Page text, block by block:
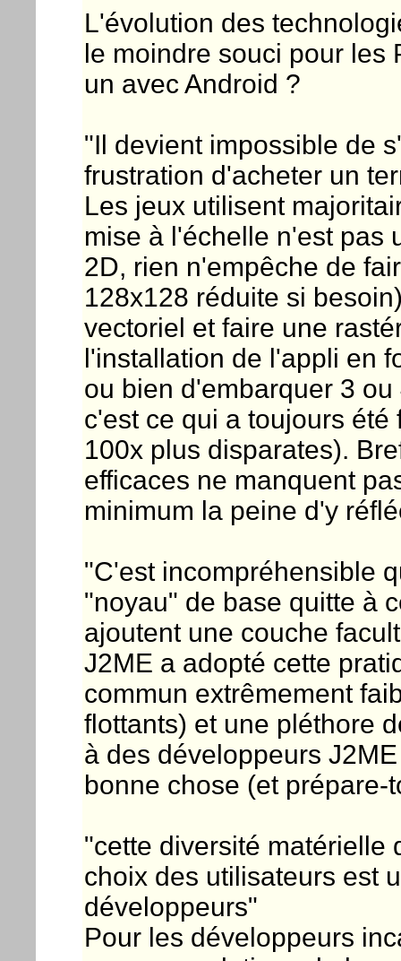
L'évolution des
le moindre souci pour les
un avec Android ?
"Il devient impossible de
frustration d'acheter un
Les jeux utilisent
mise à l'échelle n'est pas
2D, rien n'empêche de
128x128 réduite si
vectoriel et faire une
l'installation de l'appli en
ou bien d'embarquer 3
c'est ce qui a toujours
100x plus disparates).
efficaces ne manquent
minimum la peine d'y
"C'est incompréhensible
"noyau" de base quitte à
ajoutent une couche
J2ME a adopté cette
commun extrêmement
flottants) et une pléthore
à des développeurs
bonne chose (et prépare-
"cette diversité matérielle
choix des utilisateurs est
développeurs"
Pour les développeurs